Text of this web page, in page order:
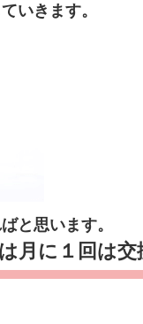
いきます。
と思います。
月に１回は交